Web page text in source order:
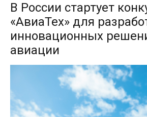
В России стартует
«АвиаТех» для
инновационных
авиации